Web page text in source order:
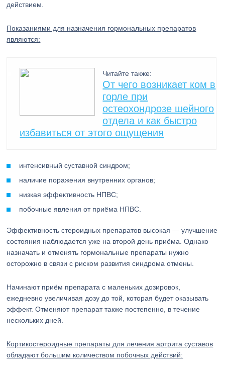
действием.
Показаниями для назначения гормональных препаратов
являются:
Читайте также:
От чего возникает ком в
горле при
остеохондрозе шейного
отдела и как быстро
избавиться от этого ощущения
интенсивный суставной синдром;
наличие поражения внутренних органов;
низкая эффективность НПВС;
побочные явления от приёма НПВС.
Эффективность стероидных препаратов высокая — улучшение
состояния наблюдается уже на второй день приёма. Однако
назначать и отменять гормональные препараты нужно
осторожно в связи с риском развития синдрома отмены.
Начинают приём препарата с маленьких дозировок,
ежедневно увеличивая дозу до той, которая будет оказывать
эффект. Отменяют препарат также постепенно, в течение
нескольких дней.
Кортикостероидные препараты для лечения артрита суставов
обладают большим количеством побочных действий: